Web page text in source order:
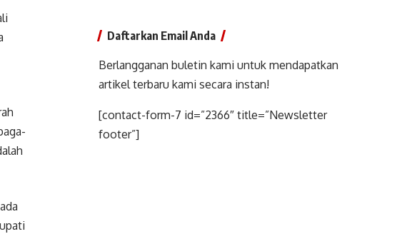
Daftarkan Email Anda
Berlangganan buletin kami untuk mendapatkan
artikel terbaru kami secara instan!
[contact-form-7 id=”2366″ title=”Newsletter
footer”]